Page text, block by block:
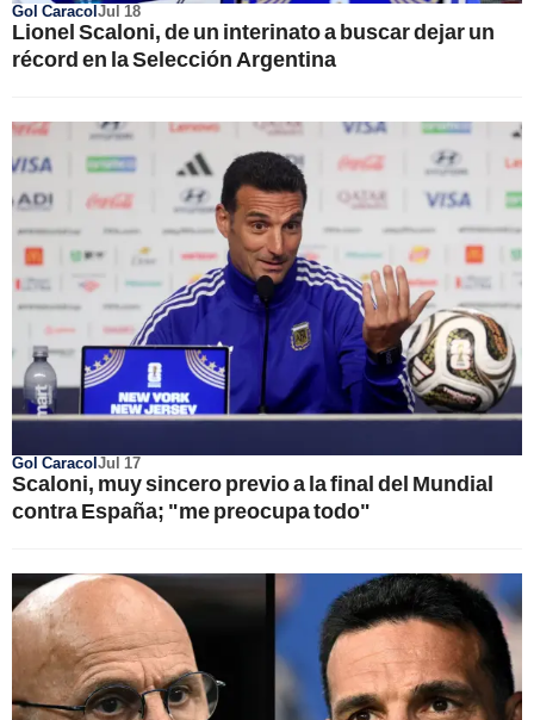
Gol CaracolJul 18
Lionel Scaloni, de un interinato a buscar dejar un
récord en la Selección Argentina
Gol CaracolJul 17
Scaloni, muy sincero previo a la final del Mundial
contra España; "me preocupa todo"